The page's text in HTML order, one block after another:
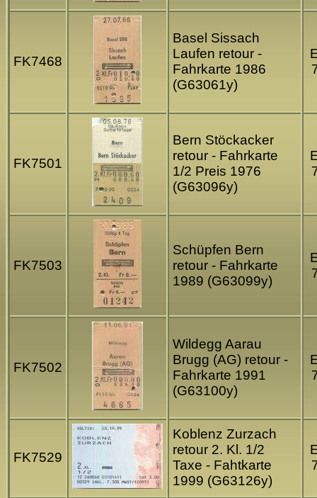
FK7468
Basel Sissach
Laufen retour -
Fahrkarte 1986
(G63061y)
FK7501
Bern Stöckacker
retour - Fahrkarte
1/2 Preis 1976
(G63096y)
FK7503
Schüpfen Bern
retour - Fahrkarte
1989 (G63099y)
FK7502
Wildegg Aarau
Brugg (AG) retour -
Fahrkarte 1991
(G63100y)
FK7529
Koblenz Zurzach
retour 2. Kl. 1/2
Taxe - Fahtkarte
1999 (G63126y)